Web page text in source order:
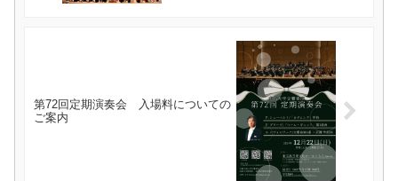
第72回定期演奏会 入場料についての
ご案内